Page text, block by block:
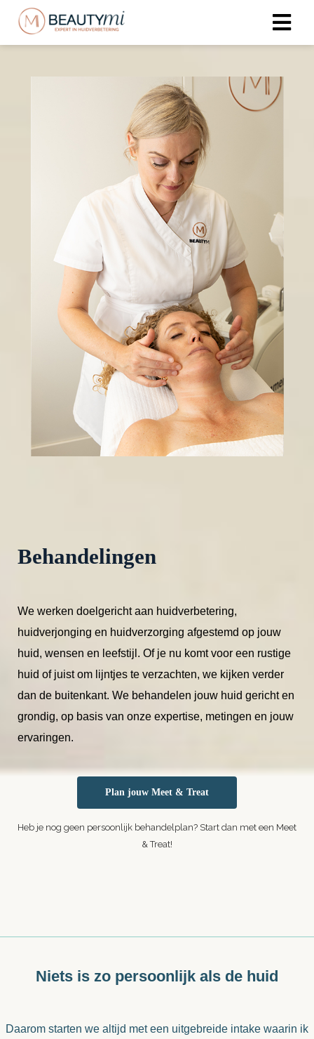
Behandelingen
We werken doelgericht aan huidverbetering,
huidverjonging en huidverzorging afgestemd op jouw
huid, wensen en leefstijl. Of je nu komt voor een rustige
huid of juist om lijntjes te verzachten, we kijken verder
dan de buitenkant. We behandelen jouw huid gericht en
grondig, op basis van onze expertise, metingen en jouw
ervaringen.
Plan jouw Meet & Treat
Heb je nog geen persoonlijk behandelplan? Start dan met een Meet
& Treat!
Niets is zo persoonlijk als de huid
Daarom starten we altijd met een uitgebreide intake waarin ik